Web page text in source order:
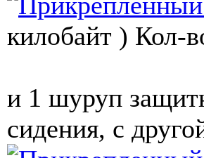
килобайт ) Кол-
и 1 шуруп
сидения, с